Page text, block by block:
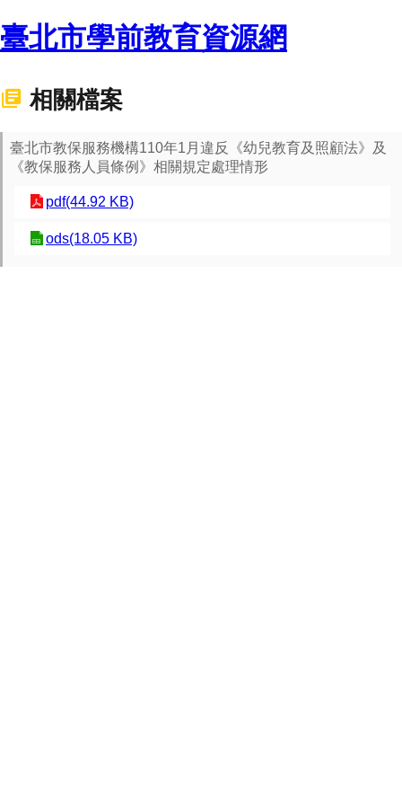
臺北市學前教育資源網
相關檔案
臺北市教保服務機構110年1月違反《幼兒教育及照顧法》及
《教保服務人員條例》相關規定處理情形
pdf(44.92 KB)
ods(18.05 KB)